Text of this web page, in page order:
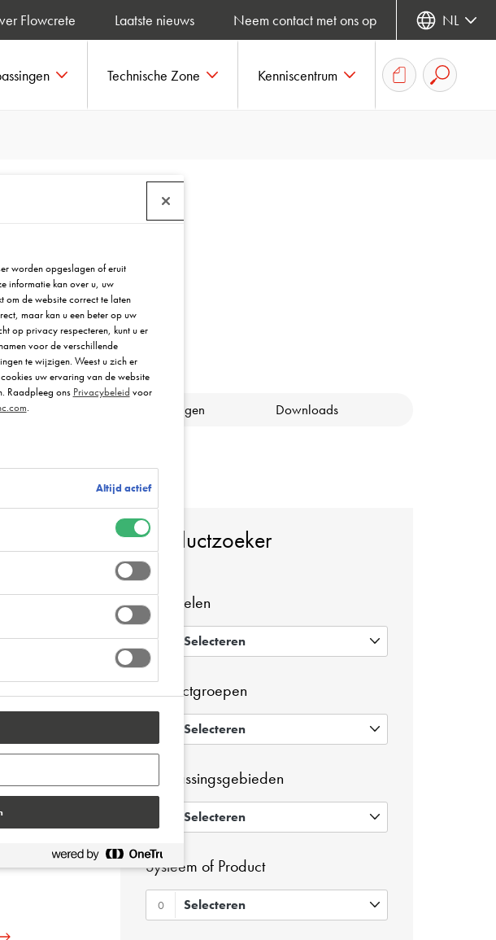
Technische Zone Kenniscentrum
Flowcrete Laatste nieuws Neem contact met ons op NL
product Certificeringen Downloads
Productzoeker
Voordelen
0 Selecteren
Productgroepen
Selecteren
Toepassingsgebieden
Selecteren
Systeem of Product
0 Selecteren
cementhars
een
en
in natte of
bewezen is
is bestand
worden opgeslagen of eruit
informatie kan over u, uw
de website correct te laten
maar kan u een beter op uw
op privacy respecteren, kunt u er
voor de verschillende
te wijzigen. Weest u zich er
uw ervaring van de website
Raadpleeg ons Privacybeleid voor
.
Altijd actief